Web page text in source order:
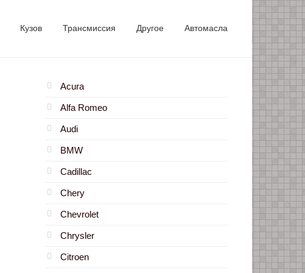
Кузов Трансмиссия Другое Автомасла
Acura
Alfa Romeo
Audi
BMW
Cadillac
Chery
Chevrolet
Chrysler
Citroen